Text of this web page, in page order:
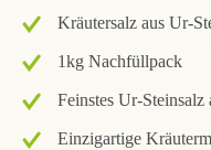
Kräutersalz aus Ur-
1kg Nachfüllpack
Feinstes Ur-Steinsalz
Einzigartige